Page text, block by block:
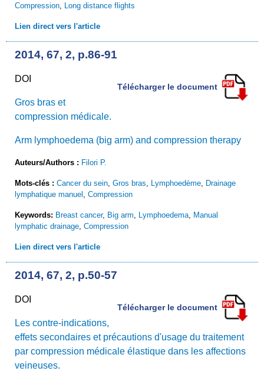
Compression Long distance flights
Lien direct vers l'article
2014, 67, 2, p.86-91
DOI
Télécharger le document
Gros bras et
compression médicale.
Arm lymphoedema (big arm) and compression therapy
Auteurs/Authors : Filori P.
Mots-clés : Cancer du sein Gros bras Lymphoedème
Drainage
lymphatique manuel
Compression
Keywords: Breast cancer, Big arm Lymphoedema
Manual
lymphatic drainage Compression
Lien direct vers l'article
2014, 67, 2, p.50-57
DOI
Télécharger le document
Les contre-indications,
effets secondaires et précautions d'usage du traitement
par compression médicale élastique dans les affections
veineuses.